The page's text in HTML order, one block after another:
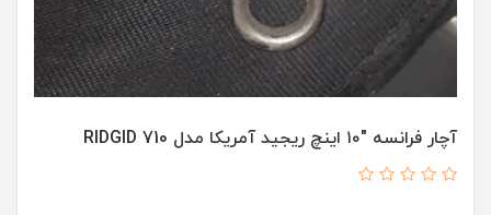
آچار فرانسه "۱۰ اینچ ریجید آمریکا مدل RIDGID 710